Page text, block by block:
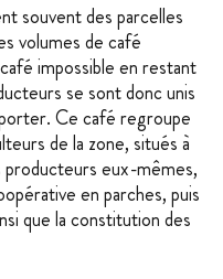
souvent des parcelles
volumes de café
impossible en restant
se sont donc unis
Ce café regroupe
de la zone, situés à
eux-mêmes,
en parches, puis
que la constitution des